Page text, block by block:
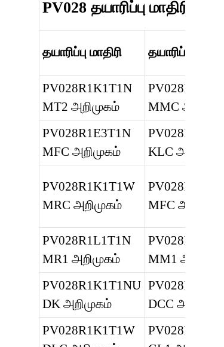
PV028 தயாரிப்பு மாதிரி
தயாரிப்பு மாதிரி தயாரிப்பு மாதிரி
PV028R1K1T1N
MT2 அறிமுகம்
MMC அறிமுகம்
PV028R1E3T1N
MFC அறிமுகம்
KLC அறிமுகம்
PV028R1K1T1W
MRC அறிமுகம்
MFC அறிமுகம்
PV028R1L1T1N
MR1 அறிமுகம்
MM1 அறிமுகம்
PV028R1K1T1NU
DK அறிமுகம்
DCC அறிமுகம்
PV028R1K1T1W